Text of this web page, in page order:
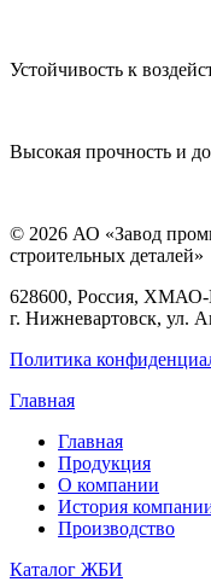
Устойчивость к
Высокая прочность и
© 2026 АО «Завод
строительных деталей»
628600, Россия,
г. Нижневартовск, ул.
Политика
Главная
Главная
Продукция
О компании
История
Производство
Каталог ЖБИ